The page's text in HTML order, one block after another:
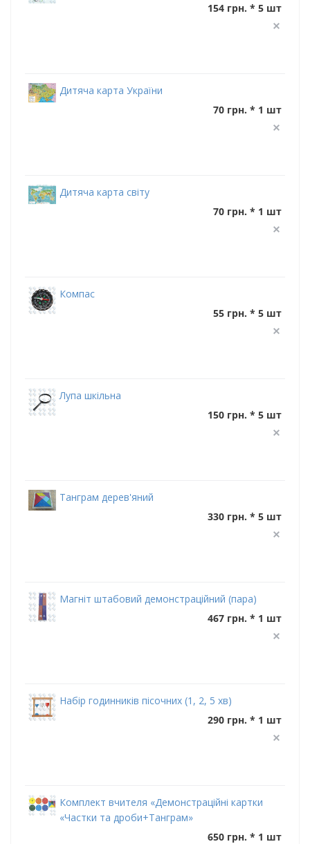
154 грн. * 5 шт
Дитяча карта України
70 грн. * 1 шт
Дитяча карта світу
70 грн. * 1 шт
Компас
55 грн. * 5 шт
Лупа шкільна
150 грн. * 5 шт
Танграм дерев'яний
330 грн. * 5 шт
Магніт штабовий демонстраційний (пара)
467 грн. * 1 шт
Набір годинників пісочних (1, 2, 5 хв)
290 грн. * 1 шт
Комплект вчителя «Демонстраційні картки
«Частки та дроби+Танграм»
650 грн. * 1 шт